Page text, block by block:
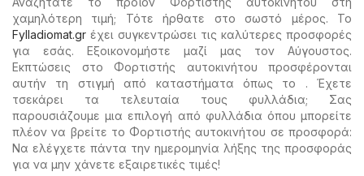
χαμηλότερη τιμή; Τότε ήρθατε στο σωστό μέρος. Το
Fylladiomat.gr έχει συγκεντρώσει τις καλύτερες προσφορές
για εσάς. Εξοικονομήστε μαζί μας τον Αύγουστος.
Εκπτώσεις στο Φορτιστής αυτοκινήτου προσφέρονται
αυτήν τη στιγμή από καταστήματα όπως το . Έχετε
τσεκάρει τα τελευταία τους φυλλάδια; Σας
παρουσιάζουμε μια επιλογή από φυλλάδια όπου μπορείτε
πλέον να βρείτε το Φορτιστής αυτοκινήτου σε προσφορά:
Να ελέγχετε πάντα την ημερομηνία λήξης της προσφοράς
για να μην χάνετε εξαιρετικές τιμές!